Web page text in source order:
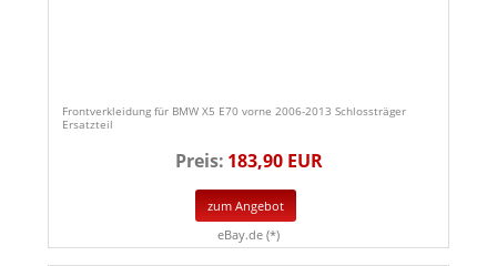
Frontverkleidung für BMW X5 E70 vorne 2006-2013 Schlossträger
Ersatzteil
Preis: 183,90 EUR
zum Angebot
eBay.de (*)